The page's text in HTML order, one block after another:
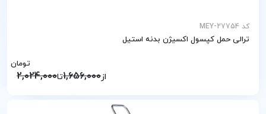
کد MEY-27754
ترالی حمل کپسول اکسیژن بدنه استیل
از1,656,000تا2,024,000
تومان